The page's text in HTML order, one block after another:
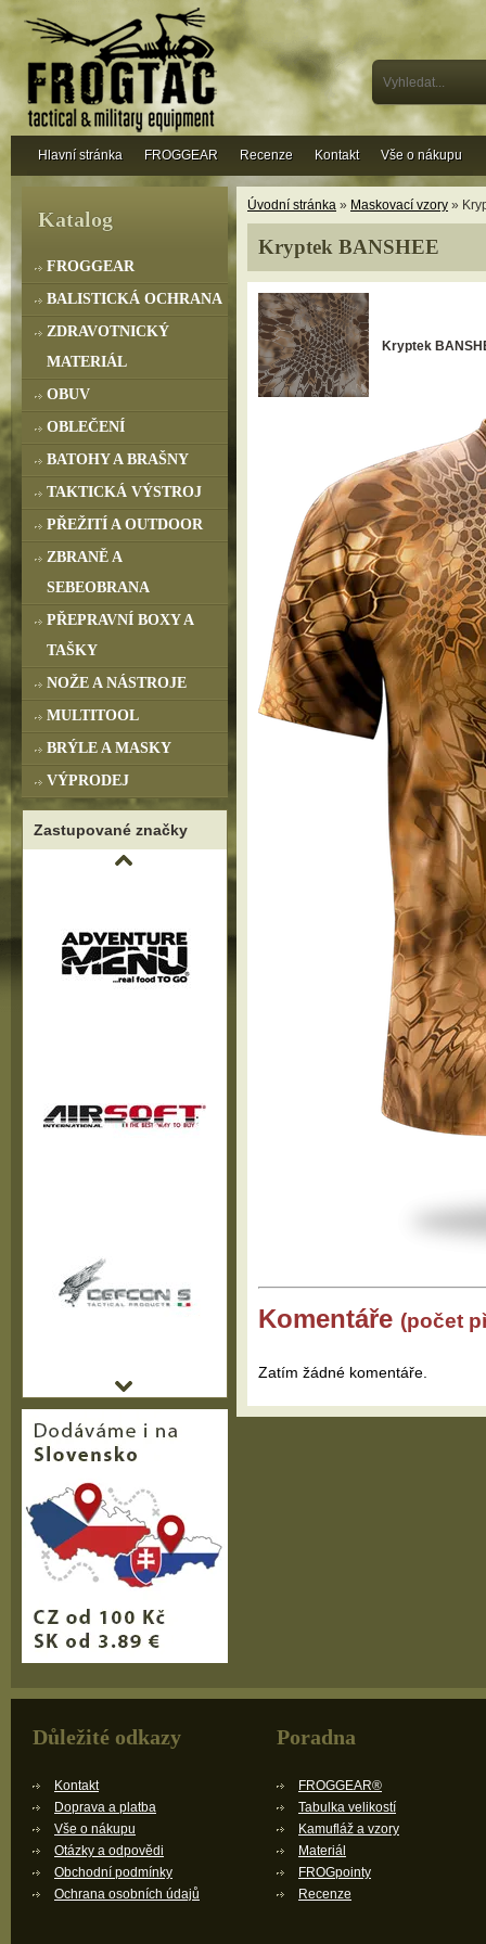
Úvodní stránka » Maskovací vzory »
Kryptek BANSHEE
Kryptek
Komentáře (počet
Zatím žádné komentáře.
Katalog
FROGGEAR
BALISTICKÁ OCHRANA
ZDRAVOTNICKÝ
MATERIÁL
OBUV
OBLEČENÍ
BATOHY A BRAŠNY
TAKTICKÁ VÝSTROJ
PŘEŽITÍ A OUTDOOR
ZBRANĚ A
SEBEOBRANA
PŘEPRAVNÍ BOXY A
TAŠKY
NOŽE A NÁSTROJE
MULTITOOL
BRÝLE A MASKY
VÝPRODEJ
Zastupované značky
Hlavní stránka FROGGEAR Recenze Kontakt Vše o nákupu
Důležité odkazy
Kontakt
Doprava a platba
Vše o nákupu
Otázky a odpovědi
Obchodní podmínky
Ochrana osobních údajů
Poradna
FROGGEAR®
Tabulka velikostí
Kamufláž a vzory
Materiál
FROGpointy
Recenze